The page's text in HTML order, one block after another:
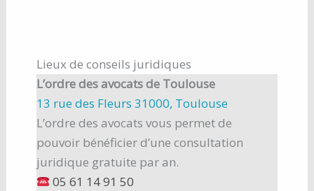
Lieux de conseils juridiques
L’ordre des avocats de Toulouse
13 rue des Fleurs 31000, Toulouse
L’ordre des avocats vous permet de
pouvoir bénéficier d’une consultation
juridique gratuite par an.
05 61 14 91 50